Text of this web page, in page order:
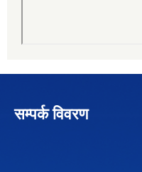
सम्पर्क विवरण